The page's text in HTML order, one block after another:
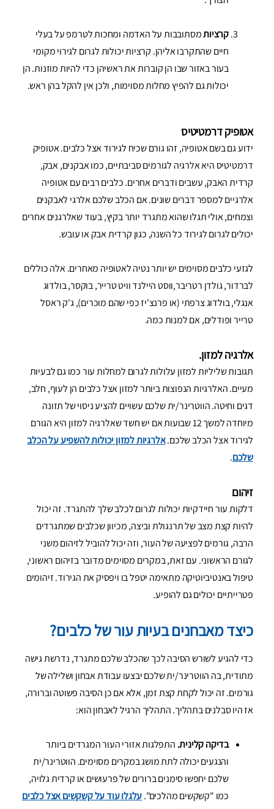
קרציותמסתובבות על האדמה ומחכות לטרמפ על בעלי
חיים שהתקרבו אליהן. קרציות יכולות לגרום לגירוי מקומי
בעור באזור שבו הן קוברות את ראשיהן כדי להיות מוזנות. הן
יכולות גם להפיץ מחלות מסוימות, ולכן אין להקל בהן ראש.
אטופיק דרמטיטיס
ידוע גם בשם אטופיה, זהו גורם שכיח לגירוד אצל כלבים. אטופיק
דרמטיטיס היא אלרגיה לגורמים סביבתיים, כמו אבקנים, אבק,
קרדית האבק, עשבים ודברים אחרים. כלבים רבים עם אטופיה
אלרגיים למספר דברים שונים. אם הכלב שלכם אלרגי לאבקנים
וצמחים, אולי תגלו שהוא מתגרד יותר בקיץ, בעוד שאלרגנים אחרים
יכולים לגרום לגירוד כל השנה, כגון קרדית אבק או עובש.
לגזעי כלבים מסוימים יש יותר נטיה לאטופיה מאחרים. אלה כוללים
לברדור, גולדן רטריבר,ווסט היילנד וויט טרייר, בוקסר, בולדוג
אנגלי, בולדוג צרפתי (או פרנצ'יז כפי שהם מוכרים), ג'ק ראסל
טרייר ופודלים, אם למנות כמה.
אלרגיה למזון.
תגובות שליליות למזון עלולות לגרום למחלות עור כמו גם לבעיות
מעיים. האלרגיות הנפוצות ביותר למזון אצל כלבים הן לעוף, חלב,
דגים וחיטה. הווטרינר/ית שלכם עשויים להציע ניסוי של תזונה
מיוחדה למשך 12 שבועות אם יש חשד שאלרגיה למזון היא הגורם
לגירוד אצל הכלב שלכם.אלרגיות למזון יכולות להשפיע על הכלב
שלכם.
זיהום
דלקות עור חיידקיות יכולות לגרום לכלב שלך להתגרד. זה יכול
להיות קצת מצב של תרנגולת וביצה, מכיוון שכלבים שמתגרדים
הרבה, גורמים לפציעה של העור, וזה יכול להוביל לזיהום משני
לגורם הראשוני. עם זאת, במקרים מסוימים מדובר בזיהום ראשוני,
טיפול באנטיביוטיקה מתאימה יטפל בו ויפסיק את הגירוד. זיהומים
פטרייתיים יכולים גם להופיע.
כיצד מאבחנים בעיות עור של כלבים?
כדי להגיע לשורש הסיבה לכך שהכלב שלכם מתגרד, נדרשת גישה
מתודית, בה הווטרינר/ית שלכם יבצעו עבודת אבחון ושלילה של
גורמים. זה יכול לקחת קצת זמן, אלא אם כן הסיבה פשוטה וברורה,
אז היו סבלנים בתהליך. התהליך הרגיל לאבחון הוא:
בדיקה קלינית. התפלגות אזורי העור המגרדים ביותר
והנגעים יכולה לתת מושג במקרים מסוימים. הווטרינר/ית
שלכם יחפשו סימנים ברורים של פרעושים או קרדית גלויה,
כמו "קשקשים מהלכים".עלגלו עוד על קשקשים אצל כלבים